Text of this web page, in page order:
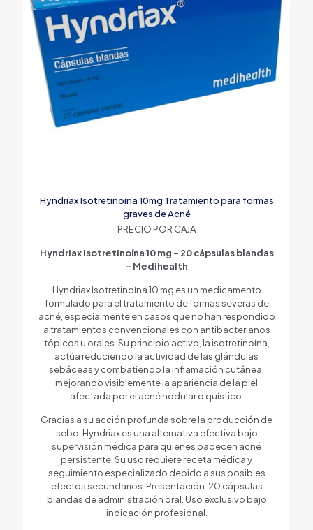
Hyndriax Isotretinoina 10mg Tratamiento para formas
graves de Acné
PRECIO POR CAJA
Hyndriax Isotretinoína 10 mg – 20 cápsulas blandas
– Medihealth
Hyndriax Isotretinoína 10 mg es un medicamento
formulado para el tratamiento de formas severas de
acné, especialmente en casos que no han respondido
a tratamientos convencionales con antibacterianos
tópicos u orales. Su principio activo, la isotretinoína,
actúa reduciendo la actividad de las glándulas
sebáceas y combatiendo la inflamación cutánea,
mejorando visiblemente la apariencia de la piel
afectada por el acné nodular o quístico.
Gracias a su acción profunda sobre la producción de
sebo, Hyndriax es una alternativa efectiva bajo
supervisión médica para quienes padecen acné
persistente. Su uso requiere receta médica y
seguimiento especializado debido a sus posibles
efectos secundarios. Presentación: 20 cápsulas
blandas de administración oral. Uso exclusivo bajo
indicación profesional.